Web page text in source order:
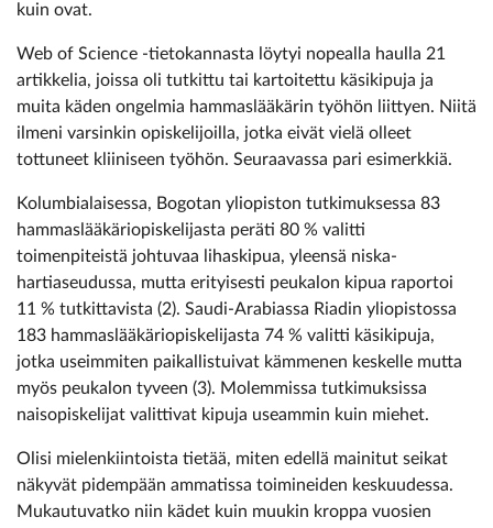
kuin ovat.
Web of Science -tietokannasta löytyi nopealla haulla 21
artikkelia, joissa oli tutkittu tai kartoitettu käsikipuja ja
muita käden ongelmia hammaslääkärin työhön liittyen. Niitä
ilmeni varsinkin opiskelijoilla, jotka eivät vielä olleet
tottuneet kliiniseen työhön. Seuraavassa pari esimerkkiä.
Kolumbialaisessa, Bogotan yliopiston tutkimuksessa 83
hammaslääkäriopiskelijasta peräti 80 % valitti
toimenpiteistä johtuvaa lihaskipua, yleensä niska-
hartiaseudussa, mutta erityisesti peukalon kipua raportoi
11 % tutkittavista (2). Saudi-Arabiassa Riadin yliopistossa
183 hammaslääkäriopiskelijasta 74 % valitti käsikipuja,
jotka useimmiten paikallistuivat kämmenen keskelle mutta
myös peukalon tyveen (3). Molemmissa tutkimuksissa
naisopiskelijat valittivat kipuja useammin kuin miehet.
Olisi mielenkiintoista tietää, miten edellä mainitut seikat
näkyvät pidempään ammatissa toimineiden keskuudessa.
Mukautuvatko niin kädet kuin muukin kroppa vuosien